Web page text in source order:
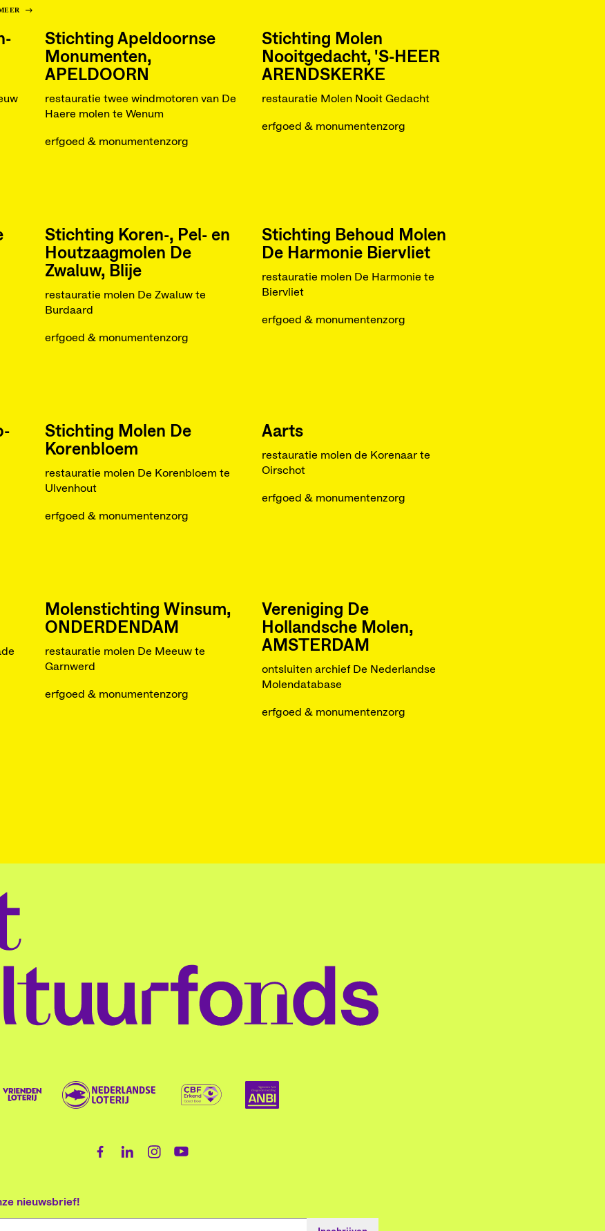
Stichting Apeldoornse
Monumenten,
APELDOORN
restauratie twee windmotoren van De
Haere molen te Wenum
erfgoed & monumentenzorg
Stichting Molen
Nooitgedacht, 'S-HEER
ARENDSKERKE
restauratie Molen Nooit Gedacht
erfgoed & monumentenzorg
Stichting Koren-, Pel- en
Houtzaagmolen De
Zwaluw, Blije
restauratie molen De Zwaluw te
Burdaard
erfgoed & monumentenzorg
Stichting Behoud Molen
De Harmonie Biervliet
restauratie molen De Harmonie te
Biervliet
erfgoed & monumentenzorg
Stichting Molen De
Korenbloem
restauratie molen De Korenbloem te
Ulvenhout
erfgoed & monumentenzorg
Aarts
restauratie molen de Korenaar te
Oirschot
erfgoed & monumentenzorg
Molenstichting Winsum,
ONDERDENDAM
restauratie molen De Meeuw te
Garnwerd
erfgoed & monumentenzorg
Vereniging De
Hollandsche Molen,
AMSTERDAM
ontsluiten archief De Nederlandse
Molendatabase
erfgoed & monumentenzorg
nieuwsbrief!